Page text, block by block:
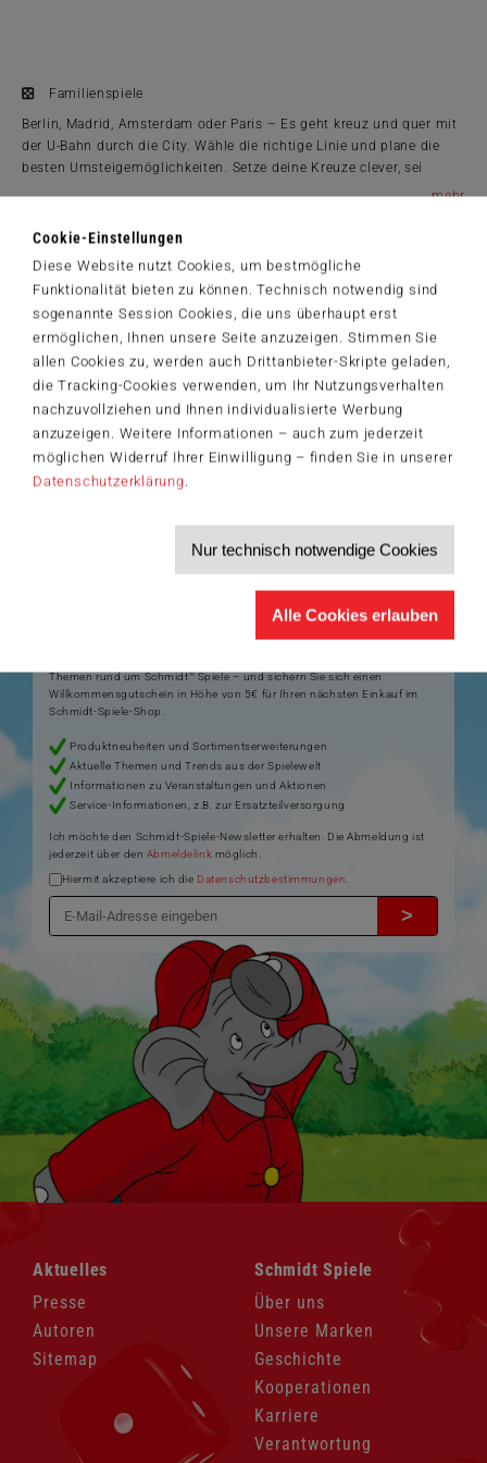
Cookie-Einstellungen
Diese Website nutzt Cookies, um bestmögliche
Funktionalität bieten zu können. Technisch notwendig sind
sogenannte Session Cookies, die uns überhaupt erst
ermöglichen, Ihnen unsere Seite anzuzeigen. Stimmen Sie
allen Cookies zu, werden auch Drittanbieter-Skripte geladen,
die Tracking-Cookies verwenden, um Ihr Nutzungsverhalten
nachzuvollziehen und Ihnen individualisierte Werbung
anzuzeigen. Weitere Informationen – auch zum jederzeit
möglichen Widerruf Ihrer Einwilligung – finden Sie in unserer
Datenschutzerklärung
Nur technisch notwendige Cookies
Alle Cookies erlauben
Familienspiele
Berlin, Madrid, Amsterdam oder Paris – Es geht kreuz und quer mit
der U-Bahn durch die City. Wähle die richtige Linie und plane die
besten Umsteigemöglichkeiten. Setze deine Kreuze clever, sei
schneller als die anderen und markiere zuerst die siegpunktreichen
schnell auf der Strecke. Vier unterschiedliche Pläne bringen
Nur wer geschickt seine Züge vorbereitet, hat sich am Ende nicht
voll verplant.
...
Produktinformationen
ab 8 Jahre
1 bis 6 Spieler
20 Min.
13 x 18 x 4 cm
Spielanleitungen
49399_Voll_Verplant_DE.pdf
14,99 €
Zum Shop
Der Schmidt-Spiele-Newsletter
Themen rund um Schmidt®Spiele – und sichern Sie sich einen
Willkommensgutschein in Höhe von 5€ für Ihren nächsten Einkauf im
Schmidt-Spiele-Shop.
Produktneuheiten und Sortimentserweiterungen
Aktuelle Themen und Trends aus der Spielewelt
Informationen zu Veranstaltungen und Aktionen
Service-Informationen, z.B. zur Ersatzteilversorgung
Ich möchte den Schmidt-Spiele-Newsletter erhalten. Die Abmeldung ist
jederzeit über den Abmeldelink möglich.
Hiermit akzeptiere ich die Datenschutzbestimmungen
>
Navigation
überspringen
Aktuelles
Presse
Autoren
Sitemap
Navigation
überspringen
Schmidt Spiele
Über uns
Unsere Marken
Geschichte
Kooperationen
Karriere
Verantwortung